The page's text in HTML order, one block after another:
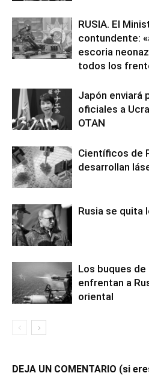
RUSIA. El
contundente:
escoria
todos los
Japón enviará
oficiales a
OTAN
Científicos de
desarrollan
Rusia se quita
Los buques
enfrentan a
oriental
DEJA UN COMENTARIO (si